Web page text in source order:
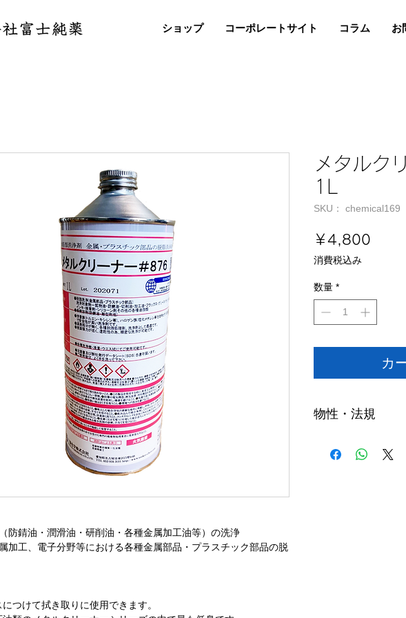
ショップ コーポレートサイト コラム お
防錆油・潤滑油・研削油・各種金属加工油等）の洗浄
加工、電子分野等における各種金属部品・プラスチック部品の脱
つけて拭き取りに使用できます。
メタル
1L
SKU： chemical169
￥4,800
消費税込み
数量 *
カ
物性・法規
沸点（℃）